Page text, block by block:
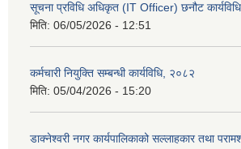
सूचना प्रविधि अधिकृत (IT Officer) छनौट
मिति: 06/05/2026 - 12:51
कर्मचारी नियुक्ति सम्बन्धी कार्यविधि, २०८२
मिति: 05/04/2026 - 15:20
डाक्नेश्वरी नगर कार्यपालिकाको सल्लाहकार तथा